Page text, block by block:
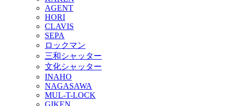
AGENT
HORI
CLAVIS
SEPA
ロックマン
三和シャッター
文化シャッター
INAHO
NAGASAWA
MUL-T-LOCK
GIKEN